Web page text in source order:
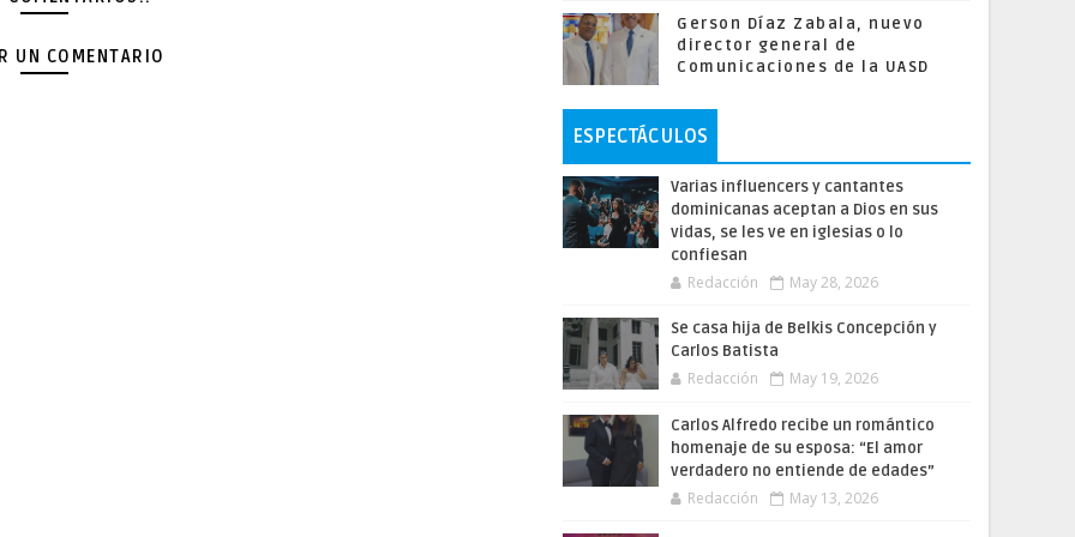
UN COMENTARIO
Gerson Díaz Zabala, nuevo
director general de
Comunicaciones de la UASD
ESPECTÁCULOS
Varias influencers y cantantes
dominicanas aceptan a Dios en sus
vidas, se les ve en iglesias o lo
confiesan
Redacción May 28, 2026
Se casa hija de Belkis Concepción y
Carlos Batista
Redacción May 19, 2026
Carlos Alfredo recibe un romántico
homenaje de su esposa: “El amor
verdadero no entiende de edades”
Redacción May 13, 2026